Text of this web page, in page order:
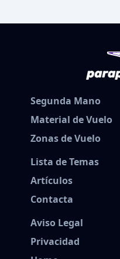
Segunda Mano
Material de Vuelo
Zonas de Vuelo
Lista de Temas
Artículos
Contacta
Aviso Legal
Privacidad